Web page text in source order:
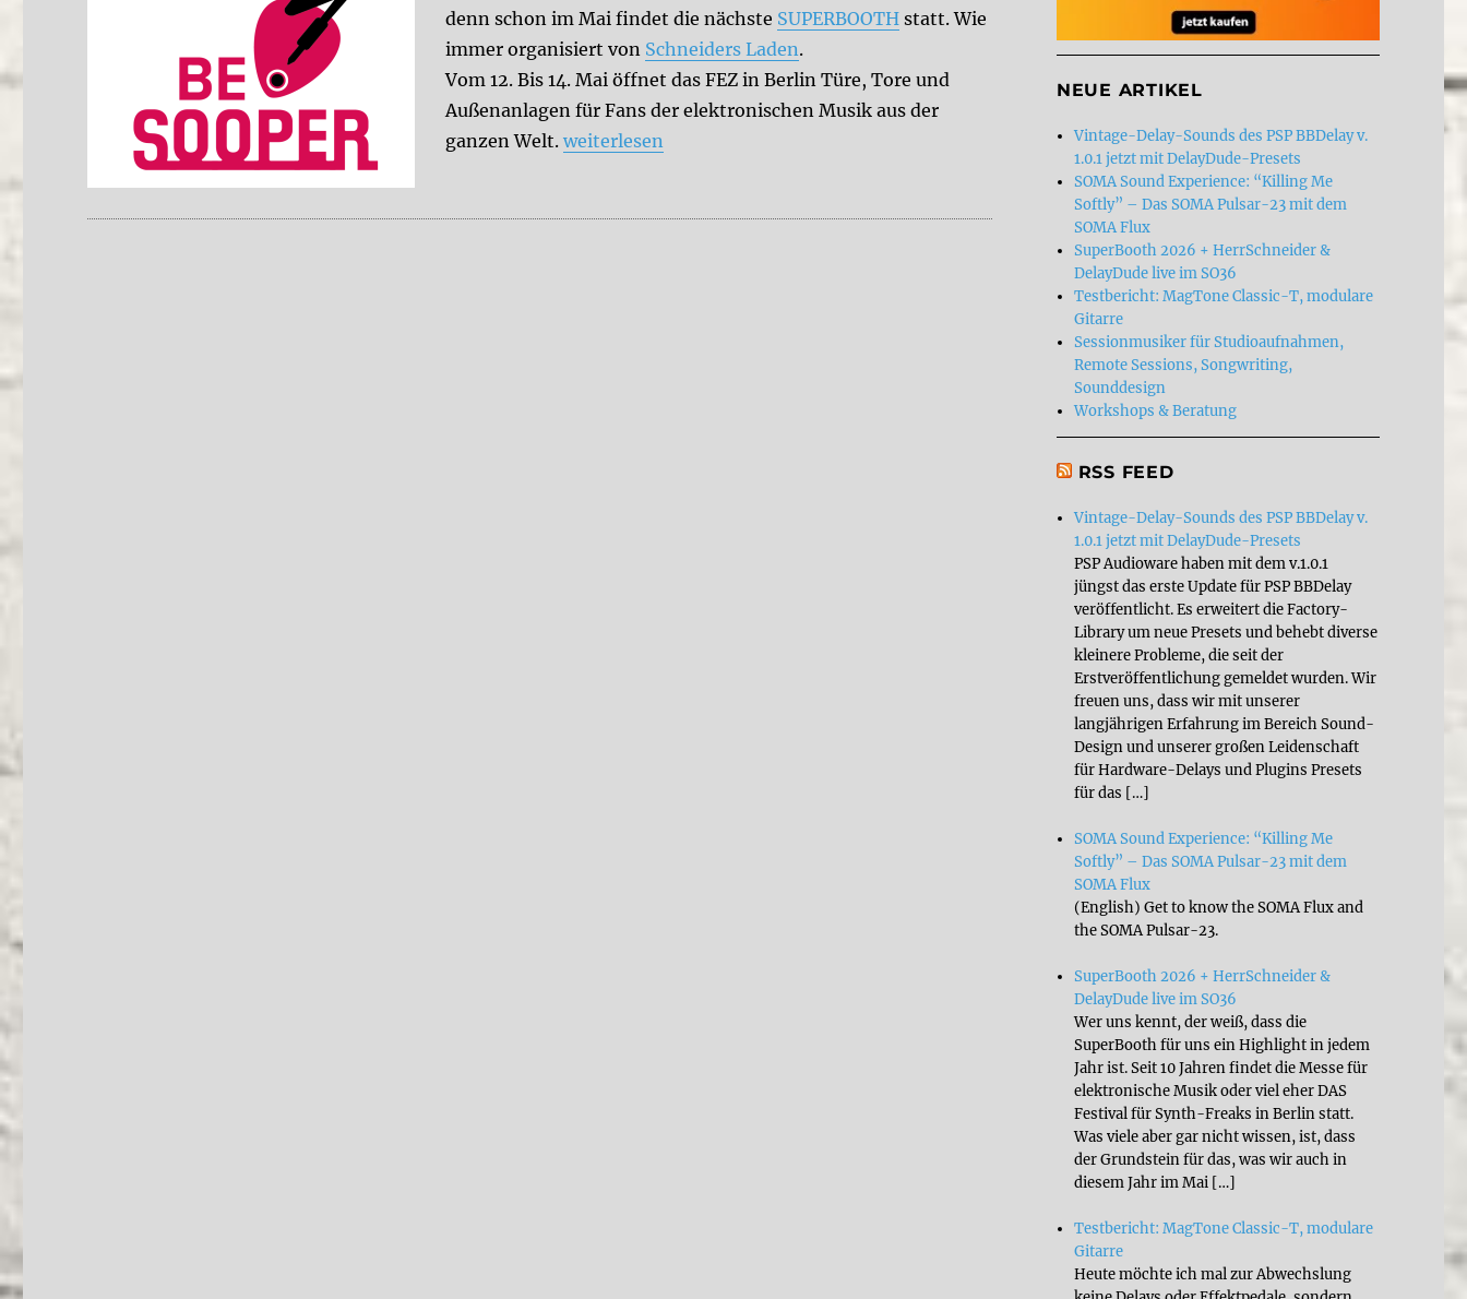
denn schon im Mai findet die nächste SUPERBOOTH statt. Wie
immer organisiert von Schneiders Laden.
Vom 12. Bis 14. Mai öffnet das FEZ in Berlin Türe, Tore und
Außenanlagen für Fans der elektronischen Musik aus der
ganzen Welt.„Save the Date: SUPERBOOTH 2022“
weiterlesen
NEUE ARTIKEL
Vintage-Delay-Sounds des PSP BBDelay v.
1.0.1 jetzt mit DelayDude-Presets
SOMA Sound Experience: “Killing Me
Softly” – Das SOMA Pulsar-23 mit dem
SOMA Flux
SuperBooth 2026 + HerrSchneider &
DelayDude live im SO36
Testbericht: MagTone Classic-T, modulare
Gitarre
Sessionmusiker für Studioaufnahmen,
Remote Sessions, Songwriting,
Sounddesign
Workshops & Beratung
RSS FEED
Vintage-Delay-Sounds des PSP BBDelay v.
1.0.1 jetzt mit DelayDude-Presets
PSP Audioware haben mit dem v.1.0.1
jüngst das erste Update für PSP BBDelay
veröffentlicht. Es erweitert die Factory-
Library um neue Presets und behebt diverse
kleinere Probleme, die seit der
Erstveröffentlichung gemeldet wurden. Wir
freuen uns, dass wir mit unserer
langjährigen Erfahrung im Bereich Sound-
Design und unserer großen Leidenschaft
für Hardware-Delays und Plugins Presets
für das […]
SOMA Sound Experience: “Killing Me
Softly” – Das SOMA Pulsar-23 mit dem
SOMA Flux
(English) Get to know the SOMA Flux and
the SOMA Pulsar-23.
SuperBooth 2026 + HerrSchneider &
DelayDude live im SO36
Wer uns kennt, der weiß, dass die
SuperBooth für uns ein Highlight in jedem
Jahr ist. Seit 10 Jahren findet die Messe für
elektronische Musik oder viel eher DAS
Festival für Synth-Freaks in Berlin statt.
Was viele aber gar nicht wissen, ist, dass
der Grundstein für das, was wir auch in
diesem Jahr im Mai […]
Testbericht: MagTone Classic-T, modulare
Gitarre
Heute möchte ich mal zur Abwechslung